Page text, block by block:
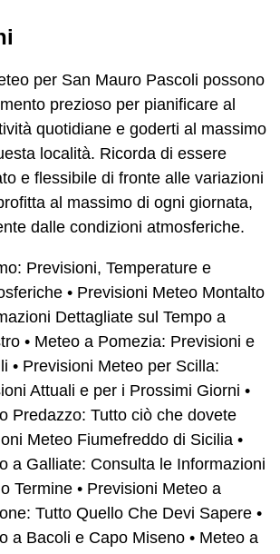
per San Mauro Pascoli possono
prezioso per pianificare al
quotidiane e goderti al massimo
località. Ricorda di essere
e flessibile di fronte alle variazioni
al massimo di ogni giornata,
dalle condizioni atmosferiche.
Previsioni, Temperature e
• Previsioni Meteo Montalto
Dettagliate sul Tempo a
• Meteo a Pomezia: Previsioni e
• Previsioni Meteo per Scilla:
Attuali e per i Prossimi Giorni •
Predazzo: Tutto ciò che dovete
Meteo Fiumefreddo di Sicilia •
a Galliate: Consulta le Informazioni
Termine • Previsioni Meteo a
Tutto Quello Che Devi Sapere •
a Bacoli e Capo Miseno • Meteo a